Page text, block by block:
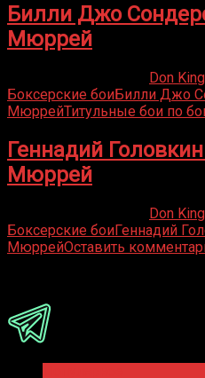
Билли Джо
Мюррей
Don King
Боксерские боиБилли Джо
МюррейТитульные бои по
Геннадий
Мюррей
Don King
Боксерские боиГеннадий
МюррейОставить